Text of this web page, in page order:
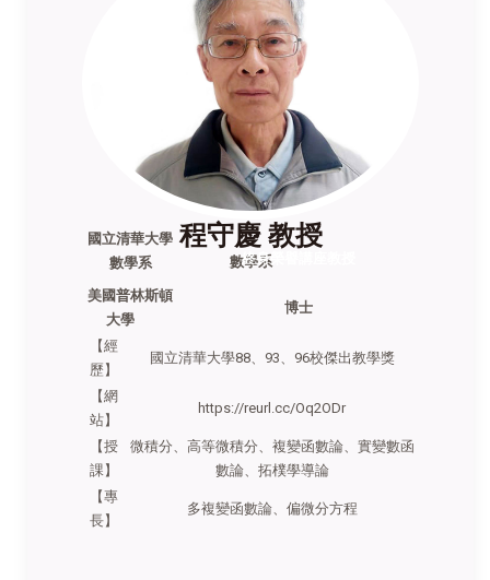
程守慶 教授
數學系
國立清華大學
數學系
終身榮譽講座教授
美國普林斯頓
大學
博士
【經
歷】
國立清華大學88、93、96校傑出教學獎
【網
站】
https://reurl.cc/Oq2ODr
【授
課】
微積分、高等微積分、複變函數論、實變數函
數論、拓樸學導論
【專
長】
多複變函數論、偏微分方程